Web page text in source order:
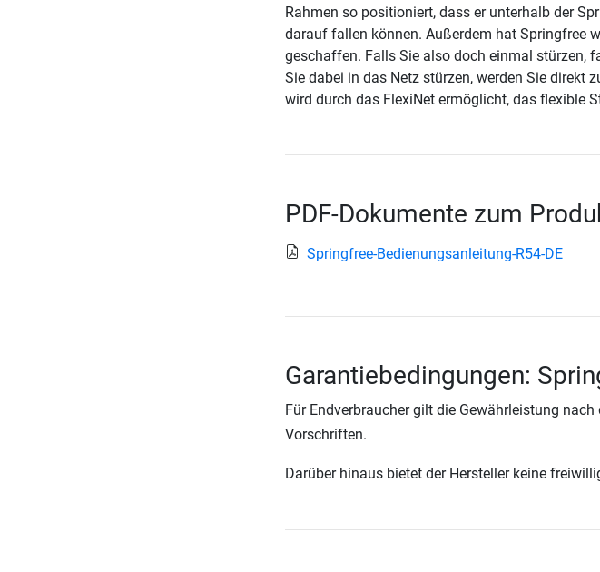
Rahmen so positioniert, dass er unterhalb der
darauf fallen können. Außerdem hat Springfree
geschaffen. Falls Sie also doch einmal stürzen,
Sie dabei in das Netz stürzen, werden Sie direkt
wird durch das FlexiNet ermöglicht, das flexible
PDF-Dokumente zum
Springfree-Bedienungsanleitung-R54-DE
Garantiebedingungen:
Für Endverbraucher gilt die Gewährleistung
Vorschriften.
Darüber hinaus bietet der Hersteller keine